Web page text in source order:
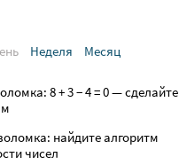
Неделя Месяц
8 + 3 − 4 = 0 — сделайте
найдите алгоритм
чисел